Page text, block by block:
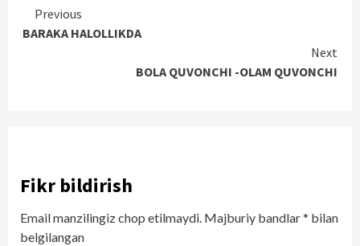
Continue
Reading
Previous
BARAKA HALOLLIKDA
Next
BOLA QUVONCHI -OLAM QUVONCHI
Fikr bildirish
Email manzilingiz chop etilmaydi. Majburiy bandlar* bilan
belgilangan